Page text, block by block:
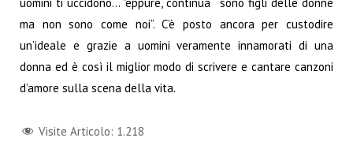
ma non sono come noi”. C’è posto ancora per custodire
un’ideale e grazie a uomini veramente innamorati di una
donna ed è così il miglior modo di scrivere e cantare canzoni
d’amore sulla scena della vita.
Visite Articolo: 1.218